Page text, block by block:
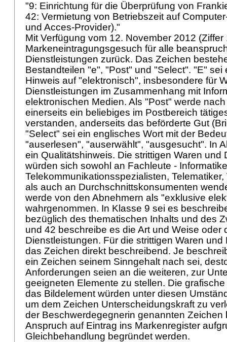
"9: Einrichtung für die Überprüfung von
42: Vermietung von Betriebszeit auf
und Acces-Provider)."
Mit Verfügung vom 12. November 2012
Markeneintragungsgesuch für alle
Dienstleistungen zurück. Das Zeichen
Bestandteilen "e", "Post" und "Select". "E" sei
Hinweis auf "elektronisch", insbesondere für
Dienstleistungen im Zusammenhang mit
elektronischen Medien. Als "Post" werde
einerseits ein beliebiges im Postbereich
verstanden, anderseits das beförderte Gut
"Select" sei ein englisches Wort mit der
"auserlesen", "auserwählt", "ausgesucht". In
ein Qualitätshinweis. Die strittigen Waren und
würden sich sowohl an Fachleute -
Telekommunikationsspezialisten,
als auch an Durchschnittskonsumenten
werde von den Abnehmern als "exklusive
wahrgenommen. In Klasse 9 sei es
bezüglich des thematischen Inhalts und des
und 42 beschreibe es die Art und Weise oder
Dienstleistungen. Für die strittigen Waren
das Zeichen direkt beschreibend. Je
ein Zeichen seinem Sinngehalt nach sei,
Anforderungen seien an die weiteren, zur
geeigneten Elemente zu stellen. Die
das Bildelement würden unter diesen
um dem Zeichen Unterscheidungskraft zu
der Beschwerdegegnerin genannten Zeichen
Anspruch auf Eintrag ins Markenregister
Gleichbehandlung begründet werden.